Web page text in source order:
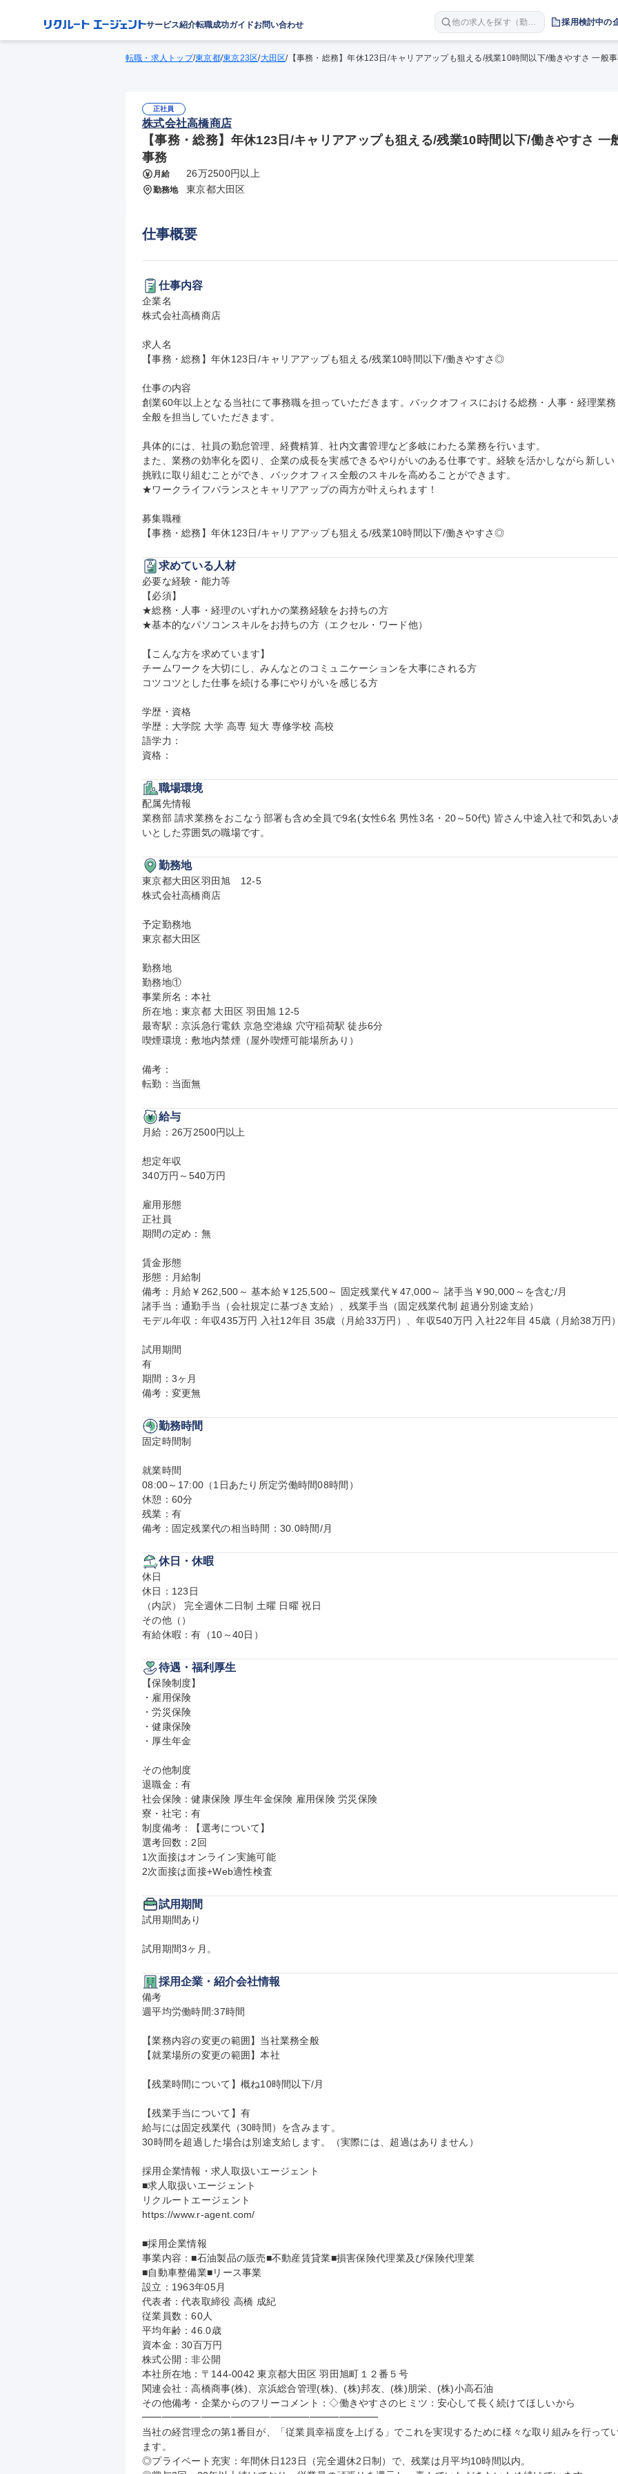
サービス紹介転職成功ガイドお問い合わせ
他の求人を探す（勤務
地 職種 年収など）
採用検討中の
転職・求人トップ/東京都/東京23区/大田区/【事務・総務】年休123日/キャリアアップも狙える/残業10時間以下/働きやすさ 一般
正社員
株式会社高橋商店
【事務・総務】年休123日/キャリアアップも狙える/残業10時間以下/働きやすさ 一
事務
月給 26万2500円以上
勤務地 東京都大田区
仕事概要
仕事内容
企業名
株式会社高橋商店
求人名
【事務・総務】年休123日/キャリアアップも狙える/残業10時間以下/働きやすさ◎
仕事の内容
創業60年以上となる当社にて事務職を担っていただきます。バックオフィスにおける総務・人事・経理業務
全般を担当していただきます。
具体的には、社員の勤怠管理、経費精算、社内文書管理など多岐にわたる業務を行います。
また、業務の効率化を図り、企業の成長を実感できるやりがいのある仕事です。経験を活かしながら新しい
挑戦に取り組むことができ、バックオフィス全般のスキルを高めることができます。
★ワークライフバランスとキャリアアップの両方が叶えられます！
募集職種
【事務・総務】年休123日/キャリアアップも狙える/残業10時間以下/働きやすさ◎
求めている人材
必要な経験・能力等
【必須】
★総務・人事・経理のいずれかの業務経験をお持ちの方
★基本的なパソコンスキルをお持ちの方（エクセル・ワード他）
【こんな方を求めています】
チームワークを大切にし、みんなとのコミュニケーションを大事にされる方
コツコツとした仕事を続ける事にやりがいを感じる方
学歴・資格
学歴：大学院 大学 高専 短大 専修学校 高校
語学力：
資格：
職場環境
配属先情報
業務部 請求業務をおこなう部署も含め全員で9名(女性6名 男性3名・20～50代) 皆さん中途入社で和気あい
いとした雰囲気の職場です。
勤務地
東京都大田区羽田旭　12-5
株式会社高橋商店
予定勤務地
東京都大田区
勤務地
勤務地①
事業所名：本社
所在地：東京都 大田区 羽田旭 12-5
最寄駅：京浜急行電鉄 京急空港線 穴守稲荷駅 徒歩6分
喫煙環境：敷地内禁煙（屋外喫煙可能場所あり）
備考：
転勤：当面無
給与
月給：26万2500円以上
想定年収
340万円～540万円
雇用形態
正社員
期間の定め：無
賃金形態
形態：月給制
備考：月給￥262,500～ 基本給￥125,500～ 固定残業代￥47,000～ 諸手当￥90,000～を含む/月
諸手当：通勤手当（会社規定に基づき支給）、残業手当（固定残業代制 超過分別途支給）
モデル年収：年収435万円 入社12年目 35歳（月給33万円）、年収540万円 入社22年目 45歳（月給38万円
試用期間
有
期間：3ヶ月
備考：変更無
勤務時間
固定時間制
就業時間
08:00～17:00（1日あたり所定労働時間08時間）
休憩：60分
残業：有
備考：固定残業代の相当時間：30.0時間/月
休日・休暇
休日
休日：123日
（内訳） 完全週休二日制 土曜 日曜 祝日
その他（）
有給休暇：有（10～40日）
待遇・福利厚生
【保険制度】
・雇用保険
・労災保険
・健康保険
・厚生年金
その他制度
退職金：有
社会保険：健康保険 厚生年金保険 雇用保険 労災保険
寮・社宅：有
制度備考：【選考について】
選考回数：2回
1次面接はオンライン実施可能
2次面接は面接+Web適性検査
試用期間
試用期間あり
試用期間3ヶ月。
採用企業・紹介会社情報
備考
週平均労働時間:37時間
【業務内容の変更の範囲】当社業務全般
【就業場所の変更の範囲】本社
【残業時間について】概ね10時間以下/月
【残業手当について】有
給与には固定残業代（30時間）を含みます。
30時間を超過した場合は別途支給します。（実際には、超過はありません）
採用企業情報・求人取扱いエージェント
■求人取扱いエージェント
リクルートエージェント
https://www.r-agent.com/
■採用企業情報
事業内容：■石油製品の販売■不動産賃貸業■損害保険代理業及び保険代理業
■自動車整備業■リース事業
設立：1963年05月
代表者：代表取締役 高橋 成紀
従業員数：60人
平均年齢：46.0歳
資本金：30百万円
株式公開：非公開
本社所在地：〒144-0042 東京都大田区 羽田旭町１２番５号
関連会社：高橋商事(株)、京浜総合管理(株)、(株)邦友、(株)朋栄、(株)小高石油
その他備考・企業からのフリーコメント：◇働きやすさのヒミツ：安心して長く続けてほしいから
━━━━━━━━━━━━━━━━━━━━━━━━
当社の経営理念の第1番目が、「従業員幸福度を上げる」でこれを実現するために様々な取り組みを行って
ます。
◎プライベート充実：年間休日123日（完全週休2日制）で、残業は月平均10時間以内。